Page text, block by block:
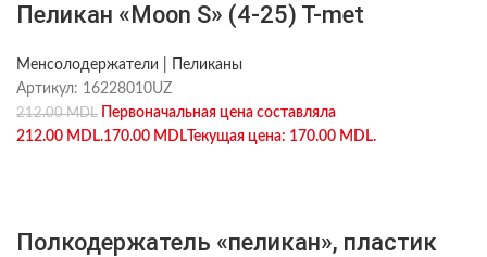
Пеликан «Moon S» (4-25) T-met
Менсолодержатели | Пеликаны
Артикул: 16228010UZ
212.00MDL
Первоначальная цена составляла
212.00 MDL.170.00 MDL Текущая цена: 170.00 MDL.
Полкодержатель «пеликан», пластик